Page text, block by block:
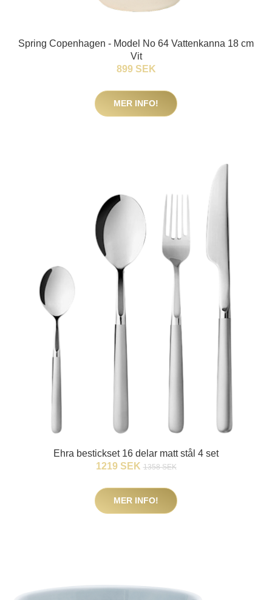
Spring Copenhagen - Model No 64 Vattenkanna 18 cm
Vit
899 SEK
MER INFO!
Ehra bestickset 16 delar matt stål 4 set
1219 SEK 1358 SEK
MER INFO!